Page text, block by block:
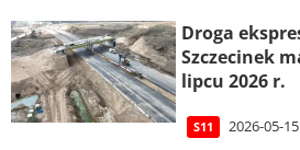
Droga
Szczecinek
lipcu 2026 r.
S11 2026-05-